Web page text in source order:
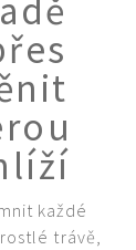
každé
trávě,